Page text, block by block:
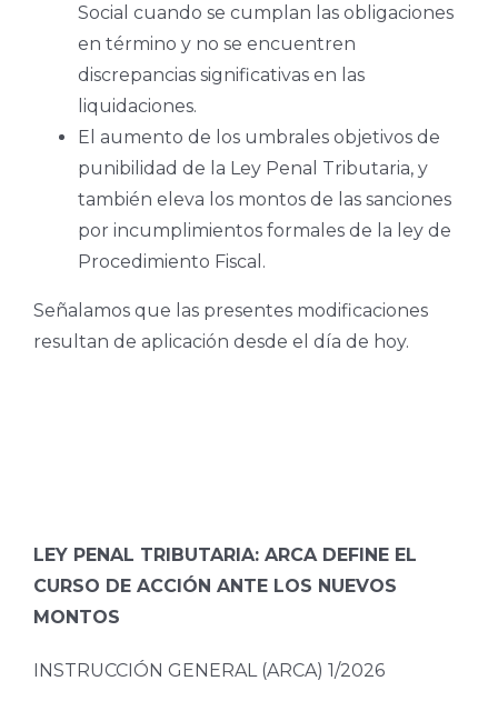
Social cuando se cumplan las obligaciones
en término y no se encuentren
discrepancias significativas en las
liquidaciones.
El aumento de los umbrales objetivos de
punibilidad de la Ley Penal Tributaria, y
también eleva los montos de las sanciones
por incumplimientos formales de la ley de
Procedimiento Fiscal.
Señalamos que las presentes modificaciones
resultan de aplicación desde el día de hoy.
LEY PENAL TRIBUTARIA: ARCA DEFINE EL
CURSO DE ACCIÓN ANTE LOS NUEVOS
MONTOS
INSTRUCCIÓN GENERAL (ARCA) 1/2026